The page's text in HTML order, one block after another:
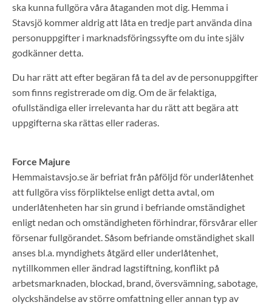
ska kunna fullgöra våra åtaganden mot dig. Hemma i
Stavsjö kommer aldrig att låta en tredje part använda dina
personuppgifter i marknadsföringssyfte om du inte själv
godkänner detta.
Du har rätt att efter begäran få ta del av de personuppgifter
som finns registrerade om dig. Om de är felaktiga,
ofullständiga eller irrelevanta har du rätt att begära att
uppgifterna ska rättas eller raderas.
Force Majure
Hemmaistavsjo.se är befriat från påföljd för underlåtenhet
att fullgöra viss förpliktelse enligt detta avtal, om
underlåtenheten har sin grund i befriande omständighet
enligt nedan och omständigheten förhindrar, försvårar eller
försenar fullgörandet. Såsom befriande omständighet skall
anses bl.a. myndighets åtgärd eller underlåtenhet,
nytillkommen eller ändrad lagstiftning, konflikt på
arbetsmarknaden, blockad, brand, översvämning, sabotage,
olyckshändelse av större omfattning eller annan typ av